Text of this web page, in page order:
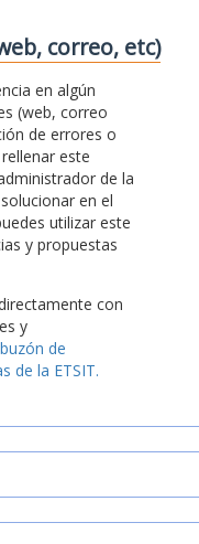
correo, etc)
en algún
(web, correo
de errores o
este
de la
en el
utilizar este
y propuestas
con
y
de
de la ETSIT.